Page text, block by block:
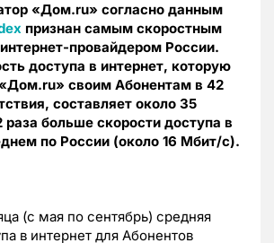
«Дом.ru» согласно данным
признан самым скоростным
провайдером России.
доступа в интернет, которую
своим Абонентам в 42
составляет около 35
больше скорости доступа в
по России (около 16 Мбит/c).
(с мая по сентябрь) средняя
в интернет для Абонентов